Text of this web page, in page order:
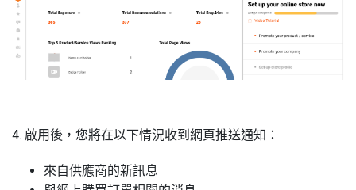
4. 啟用後，您將在以下情況收到網頁推送通知：
來自供應商的新訊息